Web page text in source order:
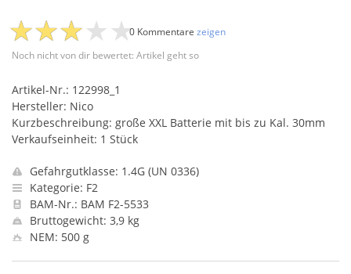
Noch nicht von dir bewertet: Artikel geht so
0 Kommentare zeigen
Artikel-Nr.: 122998_1
Hersteller: Nico
Kurzbeschreibung: große XXL Batterie mit bis zu Kal. 30mm
Verkaufseinheit: 1 Stück
Gefahrgutklasse: 1.4G (UN 0336)
Kategorie: F2
BAM-Nr.: BAM F2-5533
Bruttogewicht: 3,9 kg
NEM: 500 g